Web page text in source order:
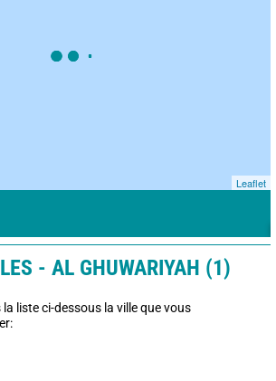
Leaflet
- AL GHUWARIYAH (1)
liste ci-dessous la ville que vous